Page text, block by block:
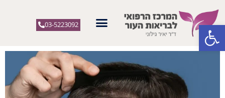
פתח סרגל נגישות 03-5223092